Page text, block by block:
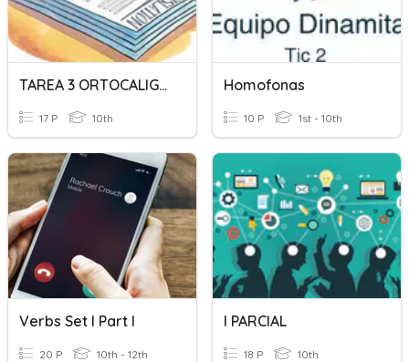
TAREA 3 ORTOCALIGRAFIA
17 P 10th
Homofonas
10 P 1st - 10th
Verbs Set I Part I
20 P 10th - 12th
I PARCIAL
18 P 10th